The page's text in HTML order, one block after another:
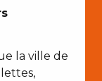
la ville de